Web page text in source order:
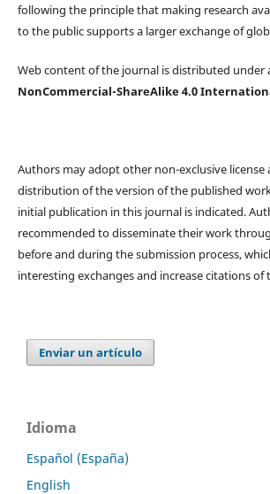
following the principle that making research
to the public supports a larger exchange of
Web content of the journal is distributed under
NonCommercial-ShareAlike 4.0
Authors may adopt other non-exclusive
distribution of the version of the published
initial publication in this journal is indicated.
recommended to disseminate their work
before and during the submission process,
interesting exchanges and increase citations
Enviar un artículo
Idioma
Español (España)
English